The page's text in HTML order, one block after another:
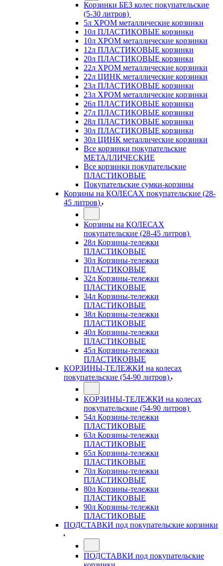
Корзинки БЕЗ колес покупательские
(5-30 литров)
5л ХРОМ металлические корзинки
10л ПЛАСТИКОВЫЕ корзинки
10л ХРОМ металлические корзинки
12л ПЛАСТИКОВЫЕ корзинки
20л ПЛАСТИКОВЫЕ корзинки
22л ХРОМ металлические корзинки
22л ЦИНК металлические корзинки
23л ПЛАСТИКОВЫЕ корзинки
23л ХРОМ металлические корзинки
26л ПЛАСТИКОВЫЕ корзинки
27л ПЛАСТИКОВЫЕ корзинки
28л ПЛАСТИКОВЫЕ корзинки
30л ПЛАСТИКОВЫЕ корзинки
30л ЦИНК металлические корзинки
Все корзинки покупательские
МЕТАЛЛИЧЕСКИЕ
Все корзинки покупательские
ПЛАСТИКОВЫЕ
Покупательские сумки-корзины
Корзины на КОЛЕСАХ покупательские (28-
45 литров)
Корзины на КОЛЕСАХ
покупательские (28-45 литров)
28л Корзины-тележки
ПЛАСТИКОВЫЕ
30л Корзины-тележки
ПЛАСТИКОВЫЕ
32л Корзины-тележки
ПЛАСТИКОВЫЕ
34л Корзины-тележки
ПЛАСТИКОВЫЕ
38л Корзины-тележки
ПЛАСТИКОВЫЕ
40л Корзины-тележки
ПЛАСТИКОВЫЕ
45л Корзины-тележки
ПЛАСТИКОВЫЕ
КОРЗИНЫ-ТЕЛЕЖКИ на колесах
покупательские (54-90 литров)
КОРЗИНЫ-ТЕЛЕЖКИ на колесах
покупательские (54-90 литров)
54л Корзины-тележки
ПЛАСТИКОВЫЕ
63л Корзины-тележки
ПЛАСТИКОВЫЕ
65л Корзины-тележки
ПЛАСТИКОВЫЕ
70л Корзины-тележки
ПЛАСТИКОВЫЕ
80л Корзины-тележки
ПЛАСТИКОВЫЕ
90л Корзины-тележки
ПЛАСТИКОВЫЕ
ПОДСТАВКИ под покупательские корзинки
ПОДСТАВКИ под покупательские